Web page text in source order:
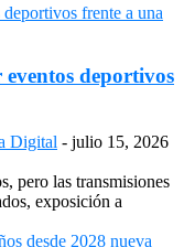
deportivos
Digital - julio 15, 2026
pero las transmisiones
exposición a